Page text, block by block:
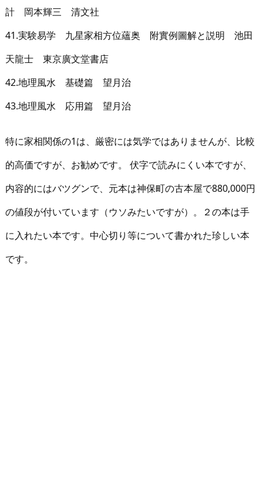
計 岡本輝三 清文社
41.実験易学 九星家相方位蘊奥 附實例圖解と説明 池田
天龍士 東京廣文堂書店
42.地理風水 基礎篇 望月治
43.地理風水 応用篇 望月治
特に家相関係の1は、厳密には気学ではありませんが、比較
的高価ですが、お勧めです。 伏字で読みにくい本ですが、
内容的にはバツグンで、元本は神保町の古本屋で880,000円
の値段が付いています（ウソみたいですが）。２の本は手
に入れたい本です。中心切り等について書かれた珍しい本
です。